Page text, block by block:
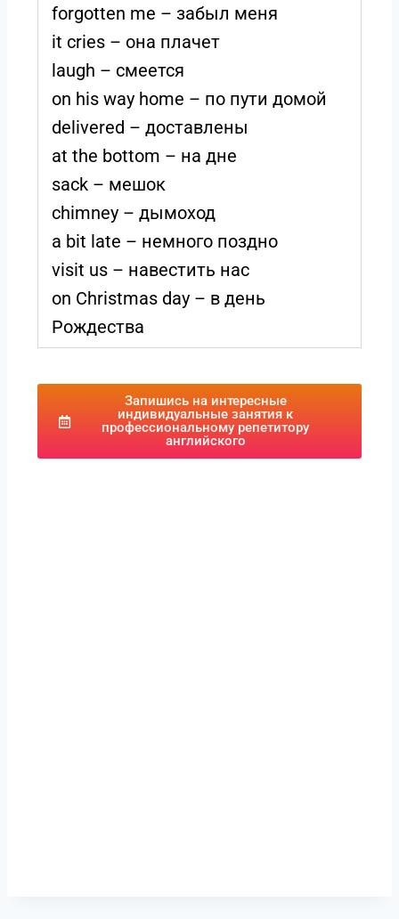
forgotten me – забыл меня
it cries – она плачет
laugh – смеется
on his way home – по пути домой
delivered – доставлены
at the bottom – на дне
sack – мешок
chimney – дымоход
a bit late – немного поздно
visit us – навестить нас
on Christmas day – в день
Рождества
Запишись на интересные
индивидуальные занятия к
профессиональному репетитору
английского